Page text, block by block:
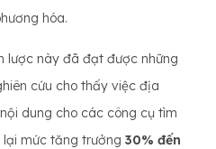
hóa.
lược này đã đạt được những
cứu cho thấy việc địa
dung cho các công cụ tìm
mức tăng trưởng 30% đến